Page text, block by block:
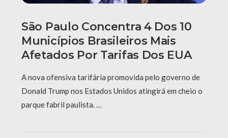
São Paulo Concentra 4 Dos 10
Municípios Brasileiros Mais
Afetados Por Tarifas Dos EUA
A nova ofensiva tarifária promovida pelo governo de
Donald Trump nos Estados Unidos atingirá em cheio o
parque fabril paulista. …